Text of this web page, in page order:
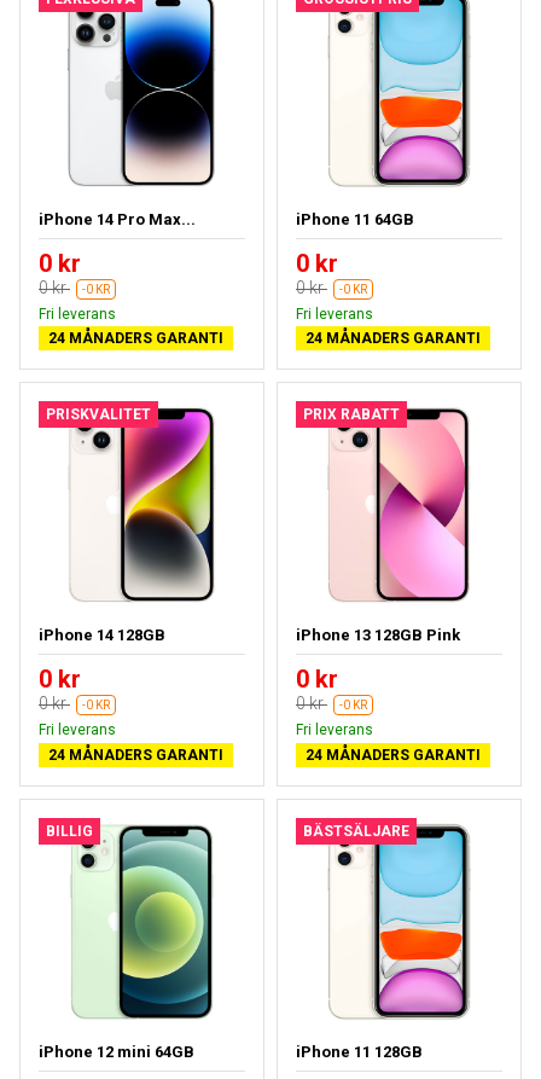
iPhone 14 Pro Max...
0 kr
0 kr -0 KR
Fri leverans
24 MÅNADERS GARANTI
iPhone 11 64GB
0 kr
0 kr -0 KR
Fri leverans
24 MÅNADERS GARANTI
PRISKVALITET
iPhone 14 128GB
0 kr
0 kr -0 KR
Fri leverans
24 MÅNADERS GARANTI
PRIX RABATT
iPhone 13 128GB Pink
0 kr
0 kr -0 KR
Fri leverans
24 MÅNADERS GARANTI
BILLIG
iPhone 12 mini 64GB
BÄSTSÄLJARE
iPhone 11 128GB